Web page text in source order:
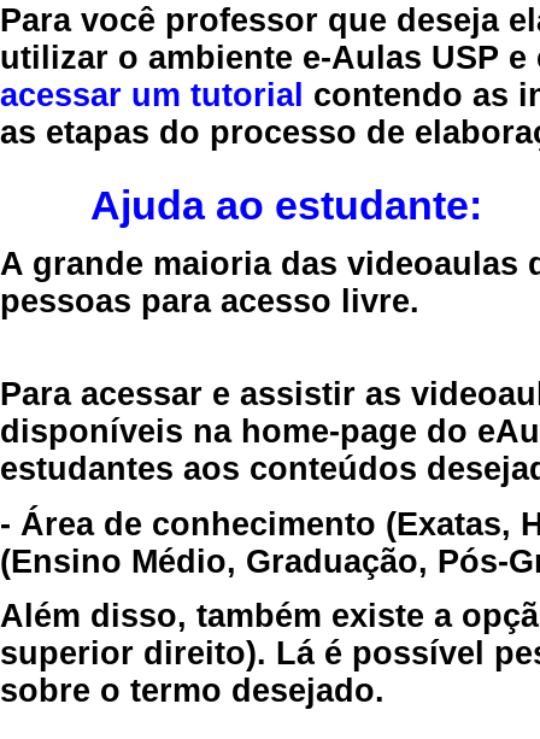
Para você professor que deseja
utilizar o ambiente e-Aulas USP
acessar um tutorial contendo as
as etapas do processo de
Ajuda ao estudante:
A grande maioria das videoaulas
pessoas para acesso livre.
Para acessar e assistir as
disponíveis na home-page do
estudantes aos conteúdos
- Área de conhecimento (Exatas,
(Ensino Médio, Graduação, Pós-
Além disso, também existe a
superior direito). Lá é possível
sobre o termo desejado.